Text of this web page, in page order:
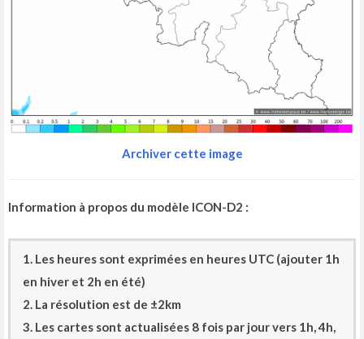
Archiver cette image
Information à propos du modèle ICON-D2 :
1. Les heures sont exprimées en heures UTC (ajouter 1h
en hiver et 2h en été)
2. La résolution est de ±2km
3. Les cartes sont actualisées 8 fois par jour vers 1h, 4h,